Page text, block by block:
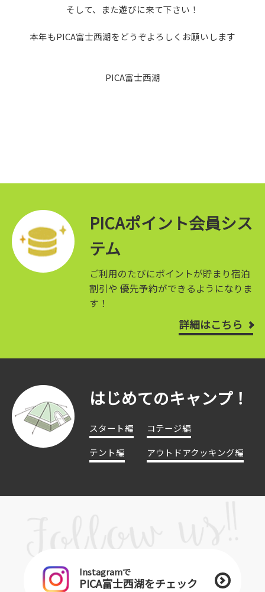
そして、また遊びに来て下さい！
本年もPICA富士西湖をどうぞよろしくお願いします
PICA富士西湖
PICAポイント会員シス
テム
ご利用のたびにポイントが貯まり宿泊
割引や 優先予約ができるようになりま
す！
詳細はこちら
はじめてのキャンプ！
スタート編
コテージ編
テント編
アウトドアクッキング編
Instagramで
PICA富士西湖をチェック